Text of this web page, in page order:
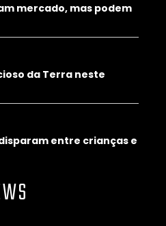
mercado, mas podem
da Terra neste
entre crianças e